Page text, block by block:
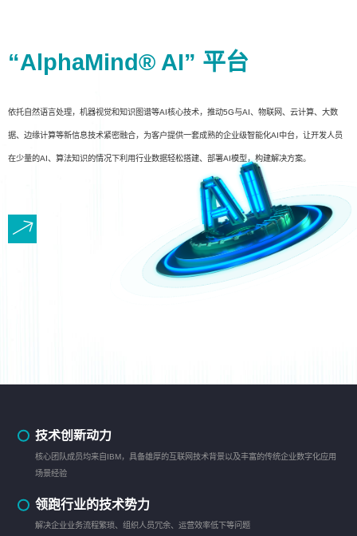
“AlphaMind® AI” 平台
依托自然语言处理，机器视觉和知识图谱等AI核心技术，推动5G与AI、物联网、云计算、大数
据、边缘计算等新信息技术紧密融合，为客户提供一套成熟的企业级智能化AI中台，让开发人员
在少量的AI、算法知识的情况下利用行业数据轻松搭建、部署AI模型，构建解决方案。
技术创新动力
核心团队成员均来自IBM，具备雄厚的互联网技术背景以及丰富的传统企业数字化应用
场景经验
领跑行业的技术势力
解决企业业务流程繁琐、组织人员冗余、运营效率低下等问题